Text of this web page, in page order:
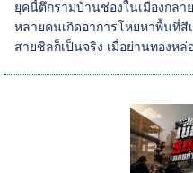
ยุคนี้ตึกรามบ้านช่องในเมืองกล
หลายคนเกิดอาการโหยหาพื้นที่สี
สายชิลก็เป็นจริง เมื่อย่านทองหล่